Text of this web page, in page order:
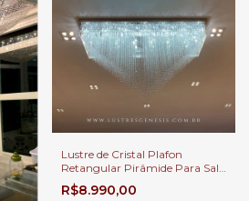
Lustre de Cristal Plafon
Retangular Pirâmide Para Sala
de Estar e Jantar
R$8.990,00